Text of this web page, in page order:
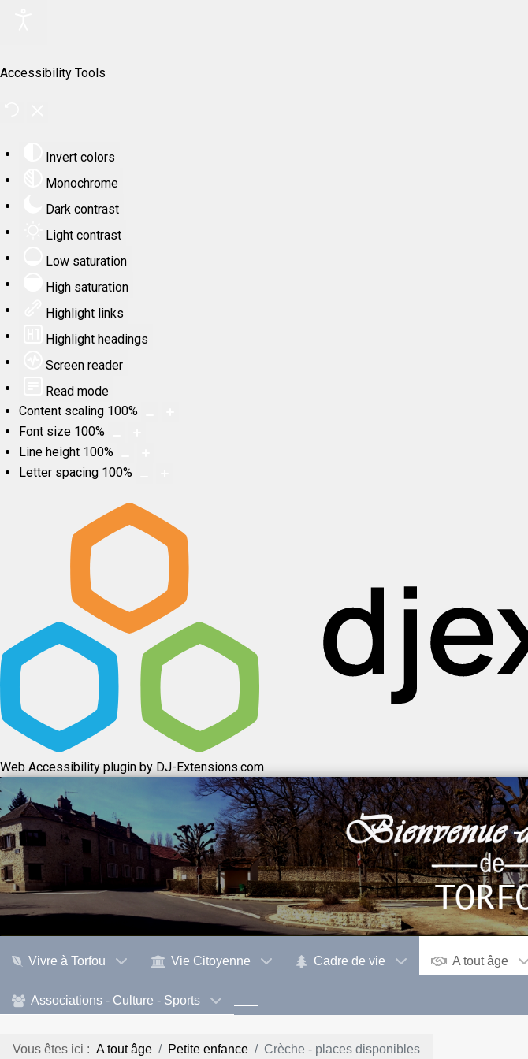
Accessibility Tools
Invert colors
Monochrome
Dark contrast
Light contrast
Low saturation
High saturation
Highlight links
Highlight headings
Screen reader
Read mode
Content scaling 100%
Font size 100%
Line height 100%
Letter spacing 100%
Web Accessibility plugin by DJ-Extensions.com
Vivre à Torfou Vie Citoyenne Cadre de vie A tout âge
Associations - Culture - Sports
Vous êtes ici : A tout âge Petite enfance Crèche - places disponibles